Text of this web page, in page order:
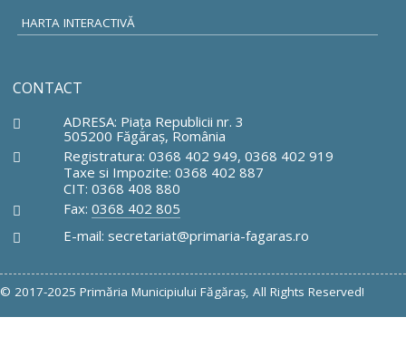
HARTA INTERACTIVĂ
CONTACT
ADRESA: Piaţa Republicii nr. 3
505200 Făgăraş, România
Registratura: 0368 402 949, 0368 402 919
Taxe si Impozite: 0368 402 887
CIT: 0368 408 880
Fax: 0368 402 805
E-mail: secretariat@primaria-fagaras.ro
© 2017-2025 Primăria Municipiului Făgăraş, All Rights Reserved!